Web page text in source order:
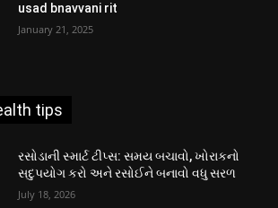
usad bnavvani rit
January 21, 2025
tips
રસોડાની સ્માર્ટ ટીપ્સ: સમય બચાવો, ખોરાકનો
સદુપયોગ કરો અને રસોઈને બનાવો વધુ સરળ
July 18, 2026